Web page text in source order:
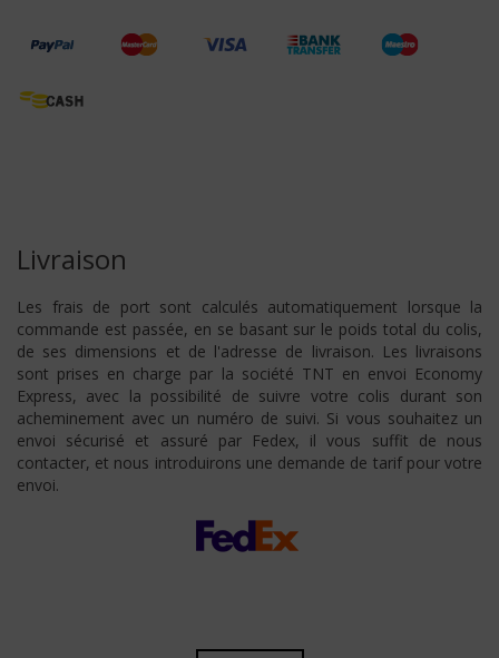
Livraison
Les frais de port sont calculés automatiquement lorsque la
commande est passée, en se basant sur le poids total du colis,
de ses dimensions et de l'adresse de livraison. Les livraisons
sont prises en charge par la société TNT en envoi Economy
Express, avec la possibilité de suivre votre colis durant son
acheminement avec un numéro de suivi. Si vous souhaitez un
envoi sécurisé et assuré par Fedex, il vous suffit de nous
contacter, et nous introduirons une demande de tarif pour votre
envoi.